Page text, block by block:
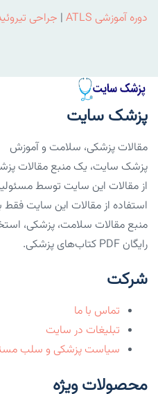
دوره آموزشی ATLS | جراحی
پزشک سایت
مقالات پزشکی، سلامت و آموزش
پزشک سایت، یک منبع مقالات
از مقالات این سایت توسط
استفاده از مقالات این سایت
منبع مقالات سلامت، پزشکی،
رایگان PDF کتاب‌های پزشکی.
شرکت
تماس با ما
تبلیغات در سایت
سیاست پزشکی و سلب
محصولات ویژه